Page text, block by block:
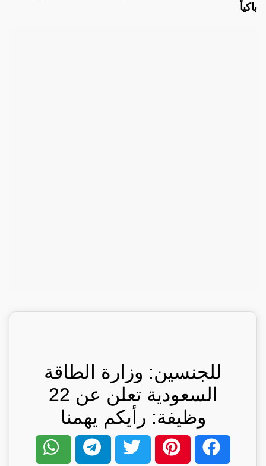
باكياً
للجنسين: وزارة الطاقة
السعودية تعلن عن 22
وظيفة: رأيكم يهمنا